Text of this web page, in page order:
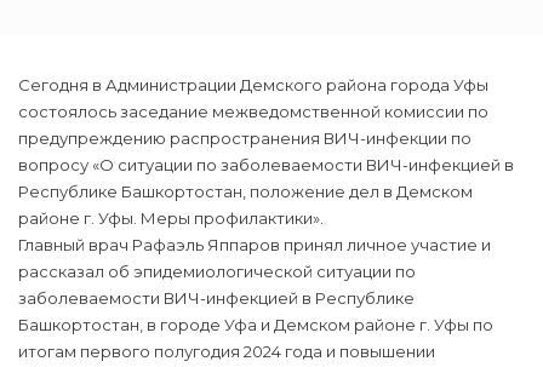
Сегодня в Администрации Демского района города Уфы
состоялось заседание межведомственной комиссии по
предупреждению распространения ВИЧ-инфекции по
вопросу «О ситуации по заболеваемости ВИЧ-инфекцией в
Республике Башкортостан, положение дел в Демском
районе г. Уфы. Меры профилактики».
Главный врач Рафаэль Яппаров принял личное участие и
рассказал об эпидемиологической ситуации по
заболеваемости ВИЧ-инфекцией в Республике
Башкортостан, в городе Уфа и Демском районе г. Уфы по
итогам первого полугодия 2024 года и повышении